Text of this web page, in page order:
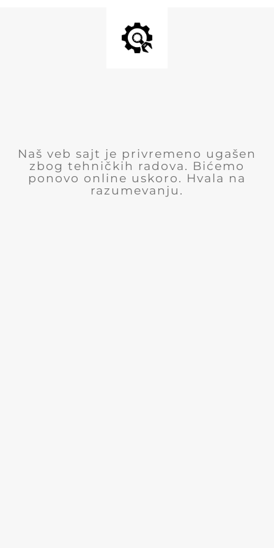
Naš veb sajt je privremeno ugašen
zbog tehničkih radova. Bićemo
ponovo online uskoro. Hvala na
razumevanju.